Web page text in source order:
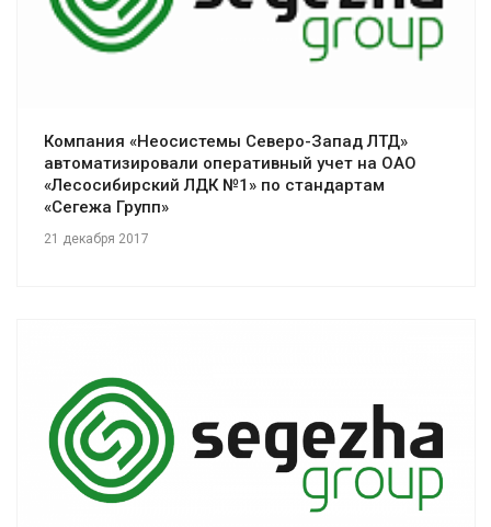
Компания «Неосистемы Северо-Запад ЛТД»
автоматизировали оперативный учет на ОАО
«Лесосибирский ЛДК №1» по стандартам
«Сегежа Групп»
21 декабря 2017
Смотреть проект